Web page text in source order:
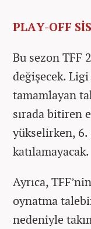
PLAY-OFF
Bu sezon TFF
değişecek. Ligi
tamamlayan
sırada bitiren
yükselirken, 6.
katılamayacak.
Ayrıca,
oynatma
nedeniyle